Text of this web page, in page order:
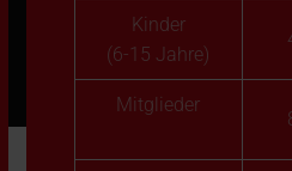
Kinder
(6-15 Jahre)
Mitglieder